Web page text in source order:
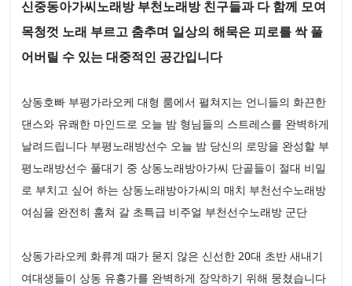
신중동아가씨노래방 부천노래방 친구들과 다 함께 모여
목청껏 노래 부르고 춤추며 일상의 해묵은 피로를 싹 풀
어버릴 수 있는 대중적인 공간입니다
상동호빠 부평가라오케 대형 룸에서 펼쳐지는 언니들의 화끈한
댄스와 유쾌한 마인드로 오늘 밤 형님들의 스트레스를 완벽하게
날려드립니다 부평노래방선수 오늘 밤 당신의 로망을 완성할 부
평노래방선수 풀대기 중 상동노래방아가씨 단골들이 절대 비밀
로 부치고 싶어 하는 상동노래방아가씨의 매치 부천선수노래방
여심을 완전히 훔쳐 갈 초특급 비주얼 부천선수노래방 군단
상동가라오케 화류계 때가 묻지 않은 신선한 20대 초반 새내기
여대생들이 상동 유흥가를 완벽하게 장악하기 위해 뭉쳤습니다